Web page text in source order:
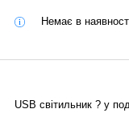
Немає в
USB світильник ?у